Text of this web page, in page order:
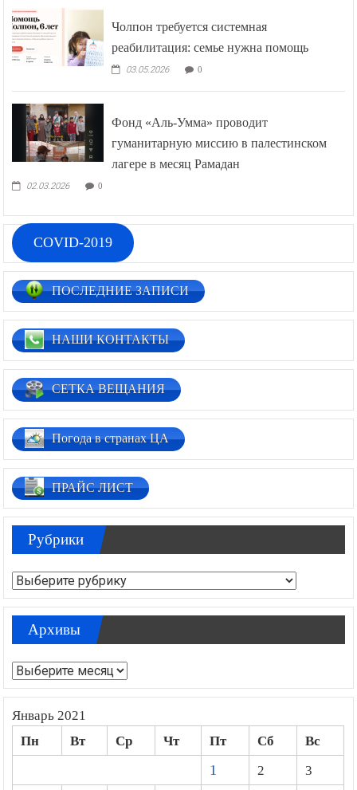
Чолпон требуется системная
реабилитация: семье нужна помощь
03.05.2026 0
Фонд «Аль-Умма» проводит
гуманитарную миссию в палестинском
лагере в месяц Рамадан
02.03.2026 0
COVID-2019
ПОСЛЕДНИЕ ЗАПИСИ
НАШИ КОНТАКТЫ
СЕТКА ВЕЩАНИЯ
Погода в странах ЦА
ПРАЙС ЛИСТ
Рубрики
Рубрики
Архивы
Архивы
Январь 2021
Пн Вт Ср Чт Пт Сб
Вс
1
2
3